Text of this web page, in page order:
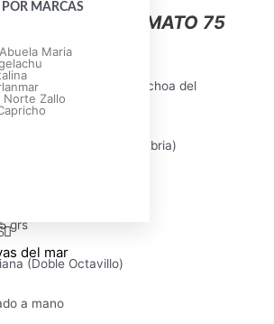
POR MARCAS
Maria
Norte Zallo
Bonito
del mar
DEL FORMATO 75
prima
: Bocarte ( Anchoa del
: Laredo ( Cantabria)
grs
(Doble Octavillo)
a mano